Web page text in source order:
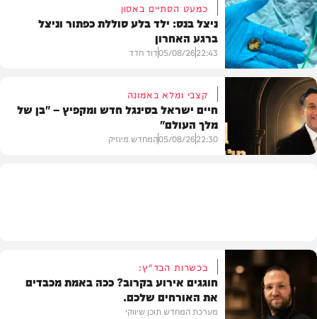
חדשות הרכב
בריאות
כמעט הסתיים באסון
ניצל בנס: ילד בלע סוללת כפתור וניצל
ברגע האחרון
22:43
05/08/26דוד חדד
קצבי ומלא באמונה
חיים ישראל בסינגל חדש ומקפיץ – "בן של
מלך העולם"
22:30
05/08/26המחדש מיוזיק
בכשרות הבד"ץ:
חוגגים אירוע בקרוב? ככה באמת מכבדים
את האורחים שלכם.
מערכת המחדש תוכן שיווקי